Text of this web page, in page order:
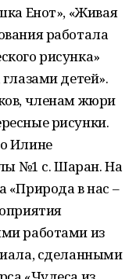
Енот», «Живая
работала
рисунка»
детей».
членам жюри
рисунки.
Илине
№1 с. Шаран. На
«Природа в нас –
работами из
сделанными